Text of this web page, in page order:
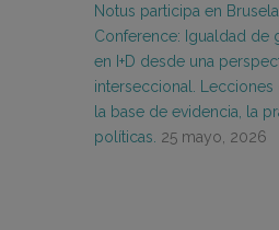
Notus participa en
Conference: Igualdad de
en I+D desde una
interseccional. Lecciones
la base de evidencia, la
políticas. 25 mayo, 2026